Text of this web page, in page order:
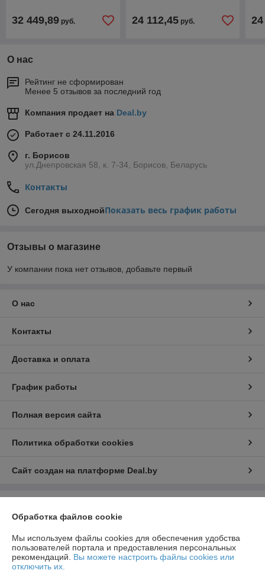
32 449,89 руб. 24 112,45руб.
О нас
Рейтинг не сформирован
Менее 5 отзывов за последний год
Компания продает на Deal.by
Работает с 24.11.2016
г. Борисов
ул.Днепровская 58, к. 7-34, Борисов, Беларусь
Контакты
Сегодня выходнойПоказать весь график работы
Отзывы о магазине
У компании пока нет отзывов, добавьте первый
О нас
Контакты
Доставка и оплата
График работы
Полная версия сайта
Политика обработки cookies
Сайт создан на платформе Deal.by
222519, Беларусь, Минская обл., г.Борисов, ул.Днепровская д.58 к.7-34
Регистрационный номер ЕГР: 691923499
Обработка файлов cookie
Мы используем файлы cookies для обеспечения удобства
пользователей портала и предоставления персональных
рекомендаций. Вы можете настроить файлы cookies или
отключить их.